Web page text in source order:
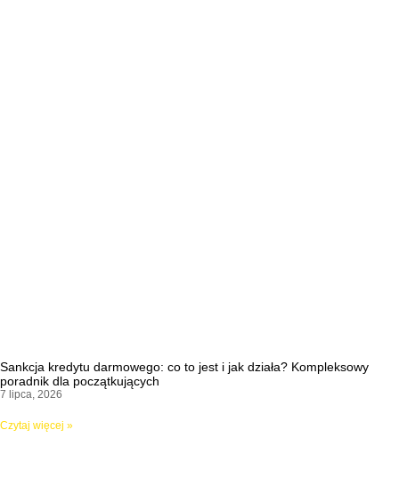
Sankcja kredytu darmowego: co to jest i jak działa? Kompleksowy
poradnik dla początkujących
7 lipca, 2026
Czytaj więcej »